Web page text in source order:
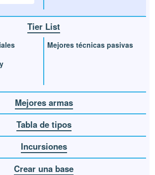
Tier List
Mejores técnicas pasivas
Mejores armas
Tabla de tipos
Incursiones
Crear una base